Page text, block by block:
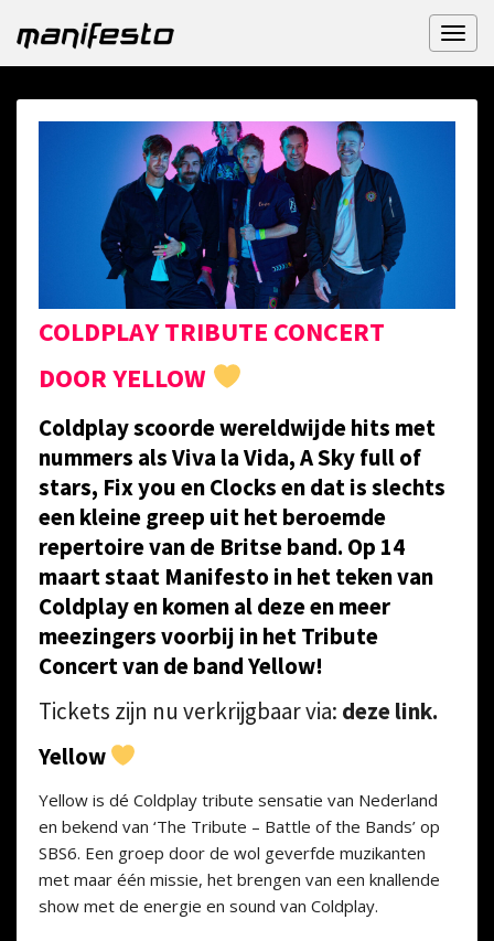
COLDPLAY TRIBUTE CONCERT
DOOR YELLOW
Coldplay scoorde wereldwijde hits met
nummers als Viva la Vida, A Sky full of
stars, Fix you en Clocks en dat is slechts
een kleine greep uit het beroemde
repertoire van de Britse band. Op 14
maart staat Manifesto in het teken van
Coldplay en komen al deze en meer
meezingers voorbij in het Tribute
Concert van de band Yellow!
Tickets zijn nu verkrijgbaar via: deze link.
Yellow
Yellow is dé Coldplay tribute sensatie van Nederland
en bekend van ‘The Tribute – Battle of the Bands’ op
SBS6. Een groep door de wol geverfde muzikanten
met maar één missie, het brengen van een knallende
show met de energie en sound van Coldplay.